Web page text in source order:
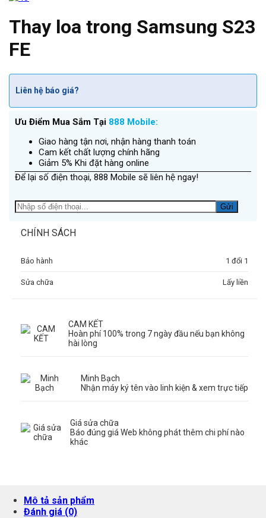
Thay loa trong Samsung S23
FE
Liên hệ báo giá?
Ưu Điểm Mua Sắm Tại 888 Mobile:
Giao hàng tận nơi, nhận hàng thanh toán
Cam kết chất lượng chính hãng
Giảm 5% Khi đặt hàng online
Để lại số điện thoại, 888 Mobile sẽ liên hệ ngay!
CHÍNH SÁCH
Bảo hành 1 đổi 1
Sửa chữa Lấy liền
CAM KẾT
Hoàn phí 100% trong 7 ngày đầu nếu bạn không
hài lòng
Minh Bạch
Nhận máy ký tên vào linh kiện & xem trực tiếp
Giá sửa chữa
Báo đúng giá Web không phát thêm chi phí nào
khác
Mô tả sản phẩm
Đánh giá (0)